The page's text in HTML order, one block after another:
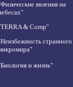
явления на
& Comp"
странного
и жизнь"